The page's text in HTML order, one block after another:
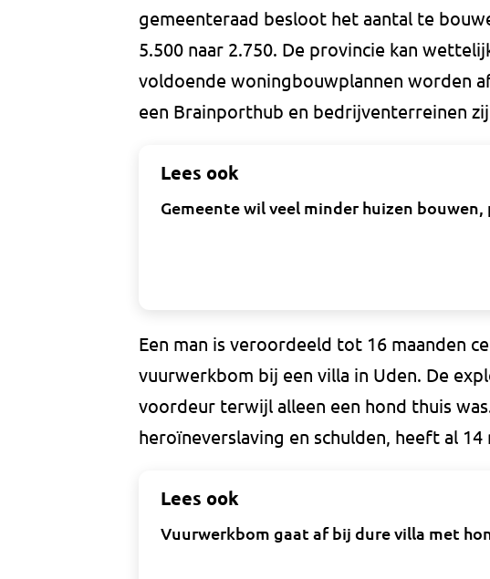
gemeenteraad besloot het aantal te
5.500 naar 2.750. De provincie kan
voldoende woningbouwplannen worden
een Brainporthub en bedrijventerreinen
Lees ook
Gemeente wil veel minder huizen
Een man is veroordeeld tot 16 maanden
vuurwerkbom bij een villa in Uden. De
voordeur terwijl alleen een hond thuis
heroïneverslaving en schulden, heeft al
Lees ook
Vuurwerkbom gaat af bij dure villa met